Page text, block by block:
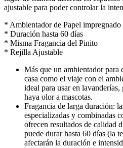
ajustable para poder controlar la
* Ambientador de Papel impregnado
* Duración hasta 60 días
* Misma Fragancia del Pinito
* Rejilla Ajustable
Más que un ambientador para
casa como el viaje con el
ideal para usar en
haya olor a mascotas.
Fragancia de larga duración:
especializadas y combinadas
ofrecen resultados de calidad
puede durar hasta 60 días (la
afectarán la duración e